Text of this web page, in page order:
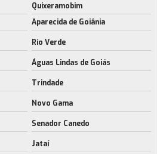
Quixeramobim
Aparecida de Goiânia
Rio Verde
Águas Lindas de Goiás
Trindade
Novo Gama
Senador Canedo
Jataí